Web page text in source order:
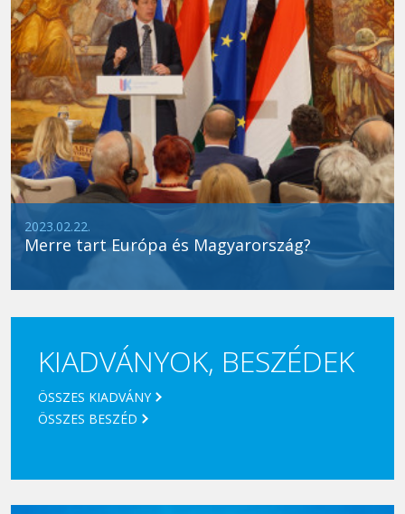
2023.02.22.
Merre tart Európa és Magyarország?
KIADVÁNYOK, BESZÉDEK
ÖSSZES KIADVÁNY
ÖSSZES BESZÉD